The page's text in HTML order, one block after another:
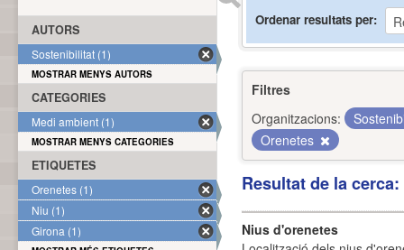
Ordenar resultats per
Filtres
Organitzacions:
Orenetes
Resultat de la
Nius d'orenetes
AUTORS
Sostenibilitat (1)
MOSTRAR MENYS AUTORS
CATEGORIES
Medi ambient (1)
MOSTRAR MENYS CATEGORIES
ETIQUETES
Orenetes (1)
Niu (1)
Girona (1)